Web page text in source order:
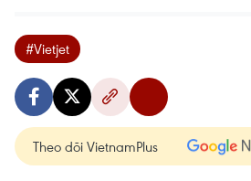
#Vietjet
Theo dõi VietnamPlus